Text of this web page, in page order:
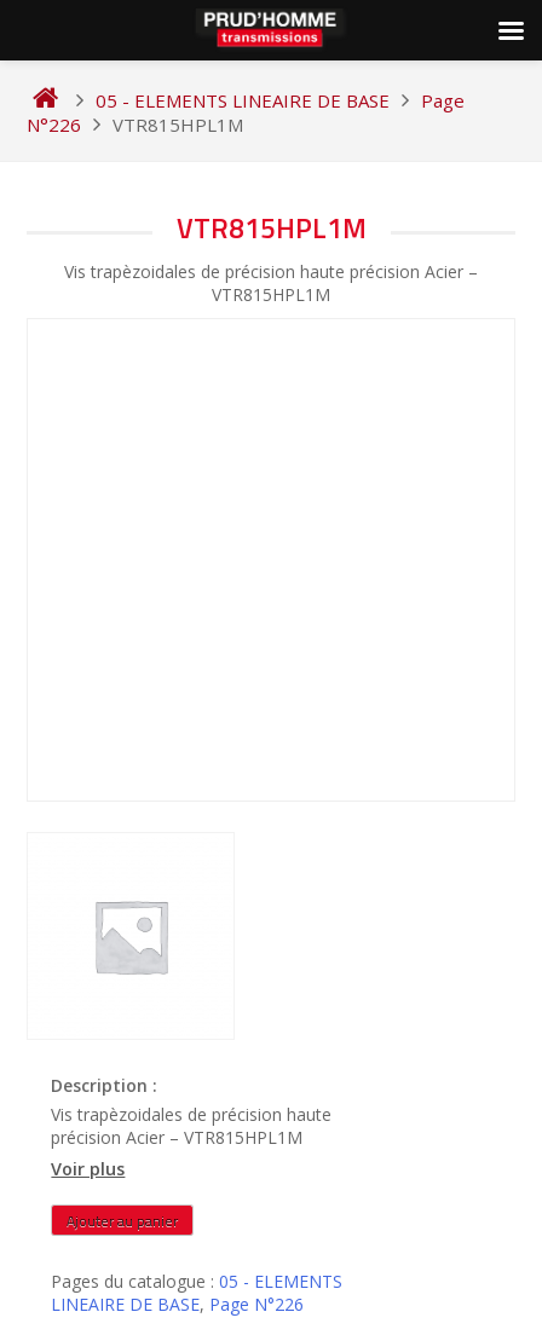
content
05 - ELEMENTS LINEAIRE DE BASE
Page
N°226
VTR815HPL1M
VTR815HPL1M
Vis trapèzoidales de précision haute précision Acier –
VTR815HPL1M
Description :
Vis trapèzoidales de précision haute
précision Acier – VTR815HPL1M
Voir plus
quantité
de
Ajouter au panier
Pages du catalogue :05 - ELEMENTS
LINEAIRE DE BASE, Page N°226